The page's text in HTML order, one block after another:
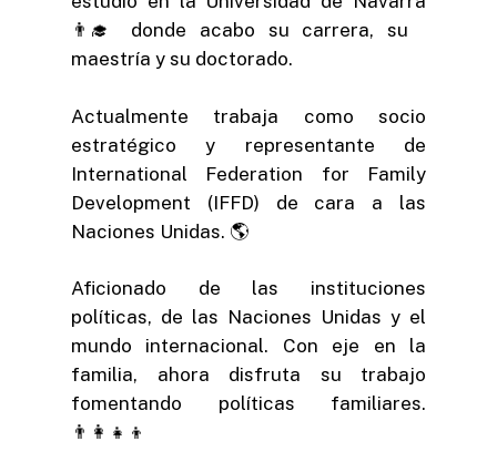
👨‍🎓 donde acabo su carrera, su
maestría y su doctorado.
Actualmente trabaja como socio
estratégico y representante de
International Federation for Family
Development (IFFD) de cara a las
Naciones Unidas. 🌎
Aficionado de las instituciones
políticas, de las Naciones Unidas y el
mundo internacional. Con eje en la
familia, ahora disfruta su trabajo
fomentando políticas familiares.
👨‍👩‍👧‍👦